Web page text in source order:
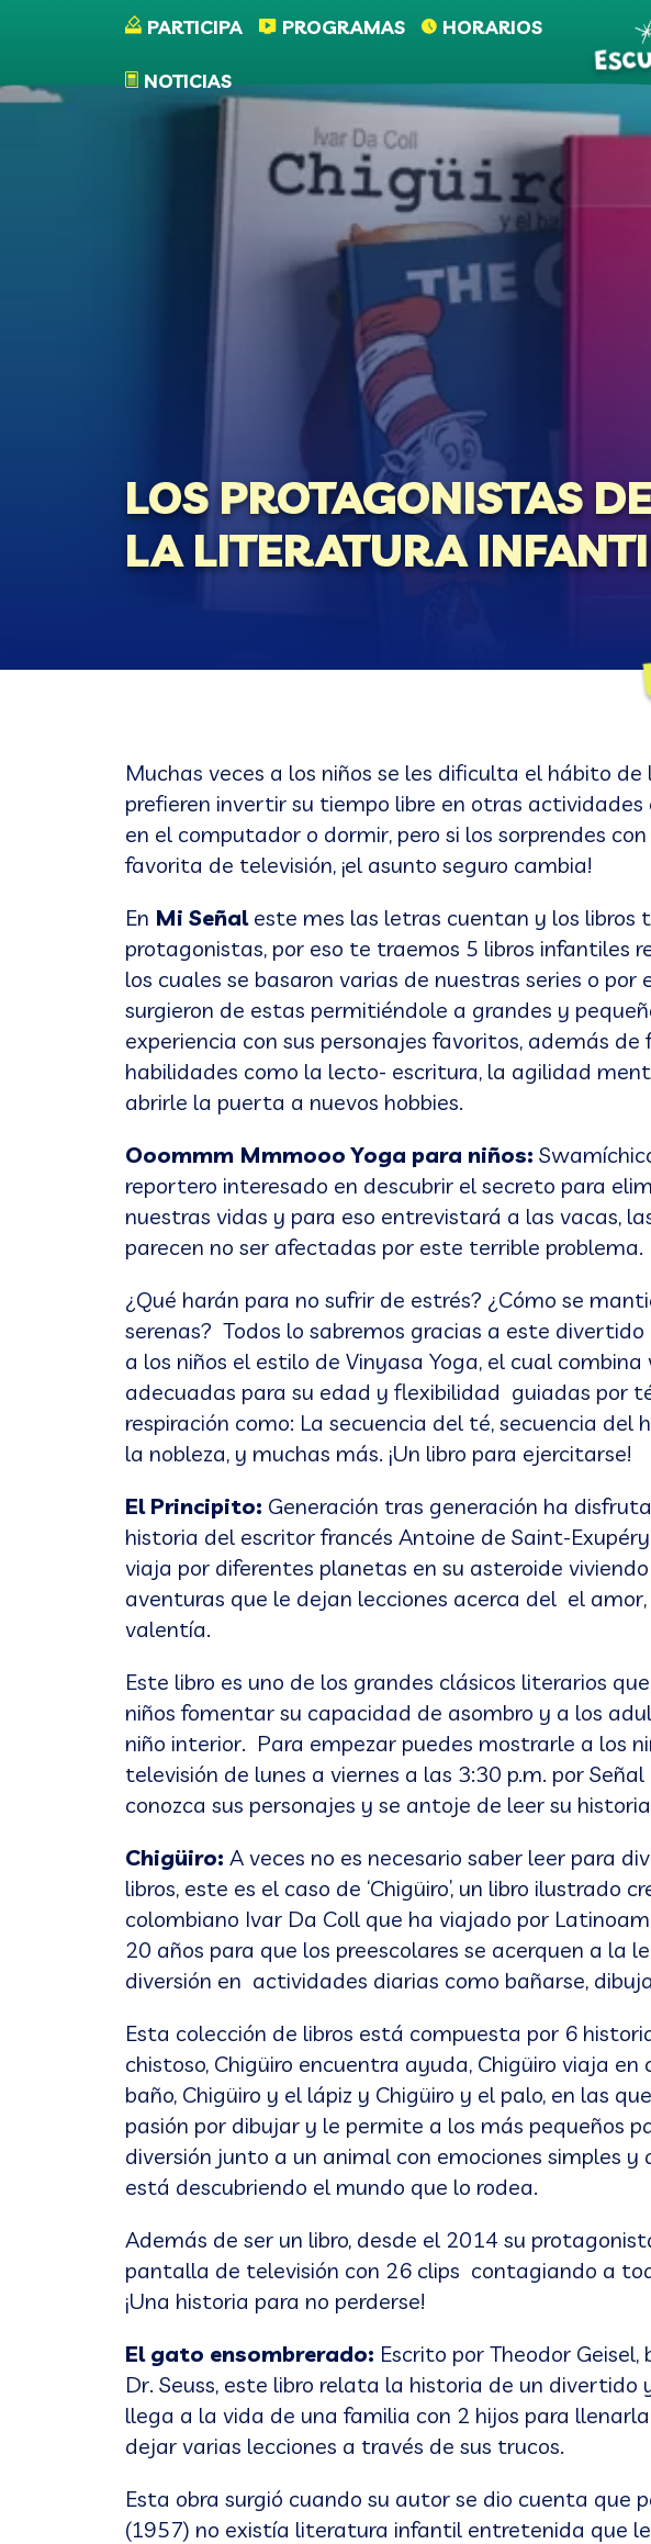
Pasar al contenido principal
PARTICIPA PROGRAMAS HORARIOS
NOTICIAS
LOS PROTAGONISTAS
LA LITERATURA
Muchas veces a los niños se les dificulta el hábito
prefieren invertir su tiempo libre en otras
en el computador o dormir, pero si los sorprendes
favorita de televisión, ¡el asunto seguro cambia!
En Mi Señaleste mes las letras cuentan y los libros
protagonistas, por eso te traemos 5 libros infantiles
los cuales se basaron varias de nuestras series o por
surgieron de estas permitiéndole a grandes y
experiencia con sus personajes favoritos, además
habilidades como la lecto- escritura, la agilidad
abrirle la puerta a nuevos hobbies.
Ooommm Mmmooo Yoga para niños:
reportero interesado en descubrir el secreto para
nuestras vidas y para eso entrevistará a las vacas,
parecen no ser afectadas por este terrible problema.
¿Qué harán para no sufrir de estrés? ¿Cómo se
serenas? Todos lo sabremos gracias a este divertido
a los niños el estilo de Vinyasa Yoga, el cual
adecuadas para su edad y flexibilidad guiadas por
respiración como: La secuencia del té, secuencia del
la nobleza, y muchas más. ¡Un libro para ejercitarse!
El Principito: Generación tras generación ha
historia del escritor francés Antoine de Saint-
viaja por diferentes planetas en su asteroide
aventuras que le dejan lecciones acerca del el
valentía.
Este libro es uno de los grandes clásicos literarios
niños fomentar su capacidad de asombro y a los
niño interior. Para empezar puedes mostrarle a los
televisión de lunes a viernes a las 3:30 p.m. por
conozca sus personajes y se antoje de leer su
Chigüiro: A veces no es necesario saber leer para
libros, este es el caso de ‘Chigüiro’, un libro ilustrado
colombiano Ivar Da Coll que ha viajado por
20 años para que los preescolares se acerquen a la
diversión en actividades diarias como bañarse,
Esta colección de libros está compuesta por 6
chistoso, Chigüiro encuentra ayuda, Chigüiro viaja en
baño, Chigüiro y el lápiz y Chigüiro y el palo, en las
pasión por dibujar y le permite a los más pequeños
diversión junto a un animal con emociones simples
está descubriendo el mundo que lo rodea.
Además de ser un libro, desde el 2014 su
pantalla de televisión con 26 clips contagiando a
¡Una historia para no perderse!
El gato ensombrerado: Escrito por Theodor
Dr. Seuss, este libro relata la historia de un divertido
llega a la vida de una familia con 2 hijos para
dejar varias lecciones a través de sus trucos.
Esta obra surgió cuando su autor se dio cuenta que
(1957) no existía literatura infantil entretenida que